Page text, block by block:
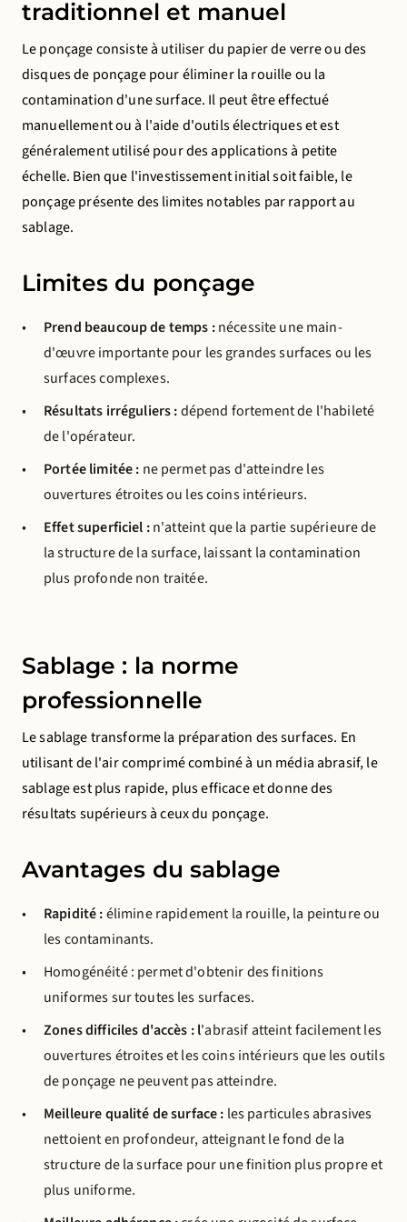
traditionnel et manuel
Le ponçage consiste à utiliser du papier de verre ou des
disques de ponçage pour éliminer la rouille ou la
contamination d'une surface. Il peut être effectué
manuellement ou à l'aide d'outils électriques et est
généralement utilisé pour des applications à petite
échelle. Bien que l'investissement initial soit faible, le
ponçage présente des limites notables par rapport au
sablage.
Limites du ponçage
Prend beaucoup de temps :nécessite une main-
d'œuvre importante pour les grandes surfaces ou les
surfaces complexes.
Résultats irréguliers :dépend fortement de l'habileté
de l'opérateur.
Portée limitée : ne permet pas d'atteindre les
ouvertures étroites ou les coins intérieurs.
Effet superficiel :n'atteint que la partie supérieure de
la structure de la surface, laissant la contamination
plus profonde non traitée.
Sablage : la norme
professionnelle
Le sablage transforme la préparation des surfaces. En
utilisant de l'air comprimé combiné à un média abrasif, le
sablage est plus rapide, plus efficace et donne des
résultats supérieurs à ceux du ponçage.
Avantages du sablage
Rapidité :élimine rapidement la rouille, la peinture ou
les contaminants.
Homogénéité : permet d'obtenir des finitions
uniformes sur toutes les surfaces.
Zones difficiles d'accès : l'abrasif atteint facilement les
ouvertures étroites et les coins intérieurs que les outils
de ponçage ne peuvent pas atteindre.
Meilleure qualité de surface : les particules abrasives
nettoient en profondeur, atteignant le fond de la
structure de la surface pour une finition plus propre et
plus uniforme.
Save preferences